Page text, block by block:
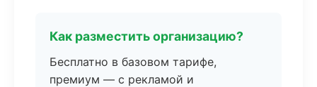
Как разместить организацию?
Бесплатно в базовом тарифе,
премиум — с рекламой и